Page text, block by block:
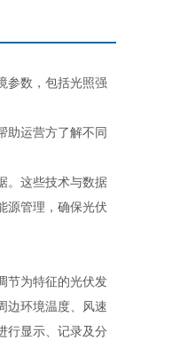
参数，包括光照强
运营方了解不同
。这些技术与数据
源管理，确保光伏
节为特征的光伏发
边环境温度、风速
行显示、记录及分